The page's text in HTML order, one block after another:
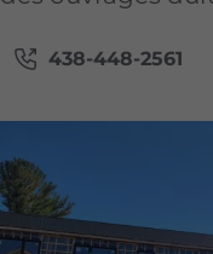
438-448-2561